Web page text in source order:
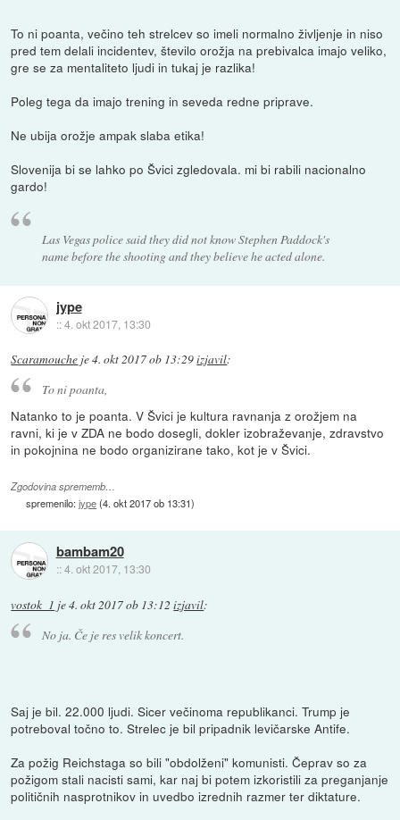
To ni poanta, večino teh strelcev so imeli normalno življenje in niso
pred tem delali incidentev, število orožja na prebivalca imajo veliko,
gre se za mentaliteto ljudi in tukaj je razlika!
Poleg tega da imajo trening in seveda redne priprave.
Ne ubija orožje ampak slaba etika!
Slovenija bi se lahko po Švici zgledovala. mi bi rabili nacionalno
gardo!
Las Vegas police said they did not know Stephen Paddock's
name before the shooting and they believe he acted alone.
jype
::4. okt 2017, 13:30
Scaramouche je4. okt 2017 ob 13:29izjavil:
To ni poanta,
Natanko to je poanta. V Švici je kultura ravnanja z orožjem na
ravni, ki je v ZDA ne bodo dosegli, dokler izobraževanje, zdravstvo
in pokojnina ne bodo organizirane tako, kot je v Švici.
Zgodovina sprememb…
spremenilo:jype(4. okt 2017 ob 13:31)
bambam20
::4. okt 2017, 13:30
vostok_1 je4. okt 2017 ob 13:12 izjavil:
No ja. Če je res velik koncert.
Saj je bil. 22.000 ljudi. Sicer večinoma republikanci. Trump je
potreboval točno to. Strelec je bil pripadnik levičarske Antife.
Za požig Reichstaga so bili "obdolženi" komunisti. Čeprav so za
požigom stali nacisti sami, kar naj bi potem izkoristili za preganjanje
političnih nasprotnikov in uvedbo izrednih razmer ter diktature.